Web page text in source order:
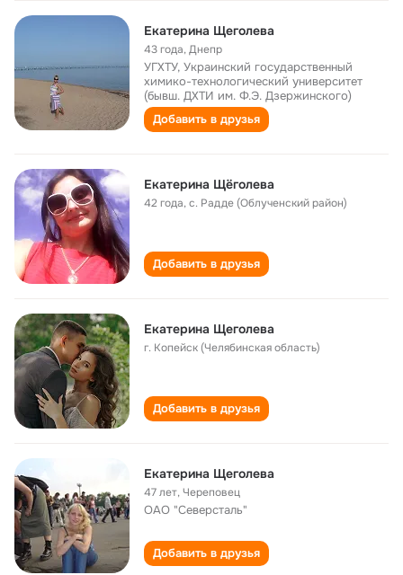
Екатерина Щеголева
43 года,Днепр
УГХТУ, Украинский государственный
химико-технологический университет
(бывш. ДХТИ им. Ф.Э. Дзержинского)
Добавить в друзья
Екатерина Щёголева
42 года,с. Радде (Облученский район)
Добавить в друзья
Екатерина Щеголева
г. Копейск (Челябинская область)
Добавить в друзья
Екатерина Щеголева
47 лет,Череповец
ОАО "Северсталь"
Добавить в друзья